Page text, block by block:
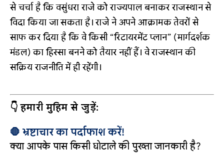
से चर्चा है कि वसुंधरा राजे को राज्यपाल बनाकर राजस्थान से
विदा किया जा सकता है। राजे ने अपने आक्रामक तेवरों से
साफ कर दिया है कि वे किसी “रिटायरमेंट प्लान” (मार्गदर्शक
मंडल) का हिस्सा बनने को तैयार नहीं हैं। वे राजस्थान की
सक्रिय राजनीति में ही रहेंगी।
👇 हमारी मुहिम से जुड़ें:
🛑 भ्रष्टाचार का पर्दाफाश करें!
क्या आपके पास किसी घोटाले की पुख्ता जानकारी है?